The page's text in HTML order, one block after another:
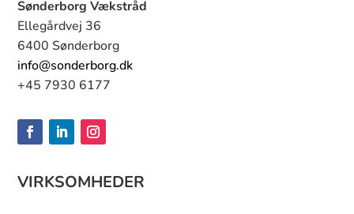
Sønderborg Vækstråd
Ellegårdvej 36
6400 Sønderborg
info@sonderborg.dk
+45 7930 6177
VIRKSOMHEDER